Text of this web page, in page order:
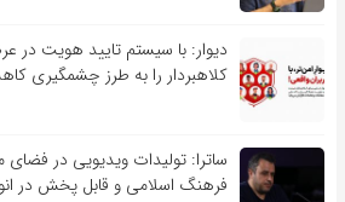
کلاهبردار را به طرز چشمگیری
ساترا: تولیدات ویدیویی در فضای
فرهنگ اسلامی و قابل پخش در